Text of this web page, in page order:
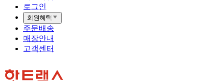
로그인
회원혜택
주문배송
매장안내
고객센터